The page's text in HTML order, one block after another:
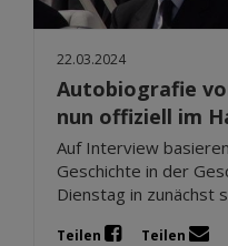
22.03.2024
Autobiografie
nun offiziell im
Auf Interview
Geschichte in der
Dienstag in zunächst
Teilen Teilen